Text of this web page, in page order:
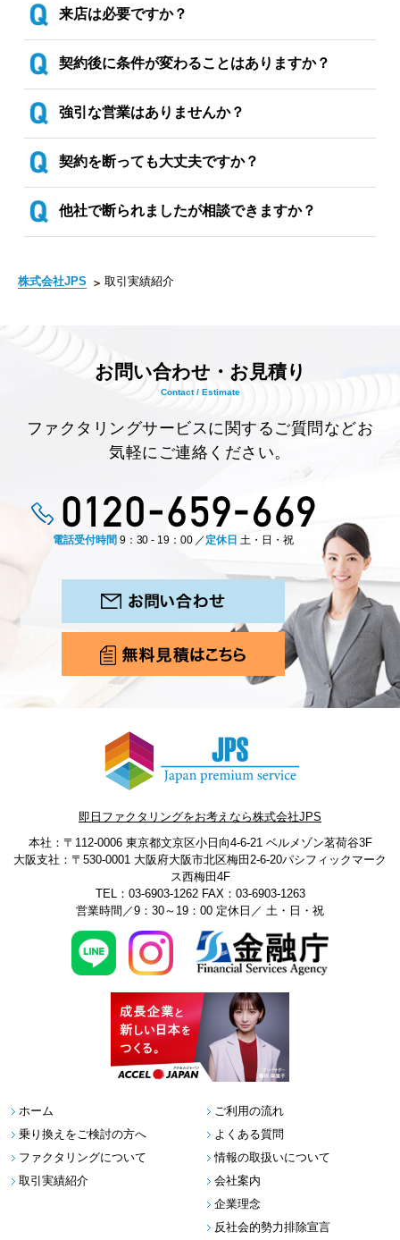
反社会的勢力排除宣言
※実際の取引実績を確認する
来店は必要ですか？
契約後に条件が変わることはありますか？
強引な営業はありませんか？
契約を断っても大丈夫ですか？
他社で断られましたが相談できますか？
株式会社JPS 取引実績紹介
お問い合わせ・お見積り
Contact / Estimate
ファクタリングサービスに関するご質問などお
気軽にご連絡ください。
電話受付時間 9：30 - 19：00 ／ 定休日 土・日・祝
即日ファクタリングをお考えなら株式会社JPS
本社：〒112-0006 東京都文京区小日向4-6-21 ベルメゾン茗荷谷3F
大阪支社：〒530-0001 大阪府大阪市北区梅田2-6-20パシフィックマーク
ス西梅田4F
TEL：03-6903-1262FAX：03-6903-1263
営業時間／9：30～19：00 定休日／ 土・日・祝
ホーム
乗り換えをご検討の方へ
ファクタリングについて
取引実績紹介
ご利用の流れ
よくある質問
情報の取扱いについて
会社案内
企業理念
反社会的勢力排除宣言